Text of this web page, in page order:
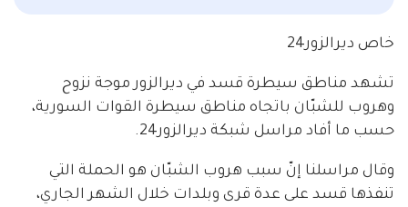
خاص ديرالزور24
تشهد مناطق سيطرة قسد في ديرالزور موجة نزوح
وهروب للشبّان باتجاه مناطق سيطرة القوات السورية،
حسب ما أفاد مراسل شبكة ديرالزور24.
وقال مراسلنا إنّ سبب هروب الشبّان هو الحملة التي
تنفذها قسد على عدة قرى وبلدات خلال الشهر الجاري،